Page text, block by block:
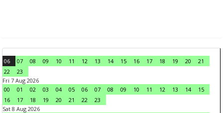
06 07 08 09 10 11 12 13 14 15 16 17 18 19 20
21
22
23
Fri 7 Aug 2026
00
01 02 03 04 05 06 07 08 09 10 11 12 13 14
15
16
17 18 19 20 21 22
23
Sat 8 Aug 2026